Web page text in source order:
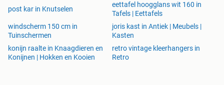
post kar in Knutselen
eettafel hoogglans wit 160 in
Tafels | Eettafels
windscherm 150 cm in
Tuinschermen
joris kast in Antiek | Meubels |
Kasten
konijn raalte in Knaagdieren en
Konijnen | Hokken en Kooien
retro vintage kleerhangers in
Retro